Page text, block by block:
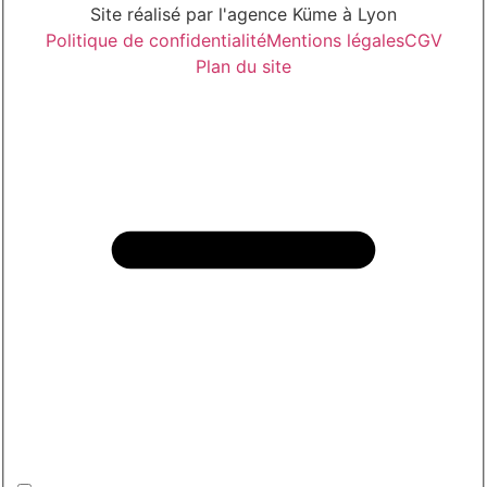
Site réalisé par l'agence Küme à Lyon
Politique de confidentialitéMentions légalesCGV
Plan du site